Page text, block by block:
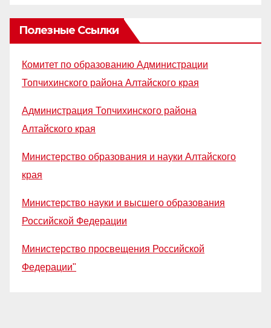
Полезные Ссылки
Комитет по образованию Администрации
Топчихинского района Алтайского края
Администрация Топчихинского района
Алтайского края
Министерство образования и науки Алтайского
края
Министерство науки и высшего образования
Российской Федерации
Министерство просвещения Российской
Федерации"